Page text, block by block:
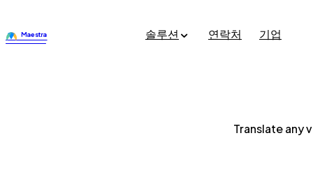
솔루션 연락처 기업
Translate any